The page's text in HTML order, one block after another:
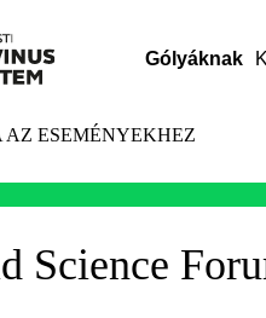
Gólyáknak
AZ ESEMÉNYEKHEZ
Science